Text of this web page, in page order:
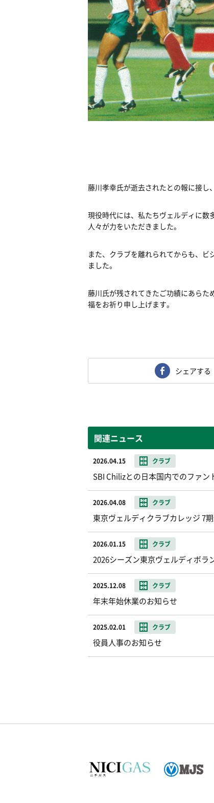
藤川孝幸氏が逝去されたとの報に接し
現役時代には、私たちヴェルディに数
人々が力をいただきました。
また、クラブを離れられてからも、
ました。
藤川氏が残されてきたご功績にあらた
福をお祈り申し上げます。
シェアする
関連ニュース
2026.04.15 クラブ
SBI Chilizとの日本国内でのファ
2026.04.08 クラブ
東京ヴェルディクラブカレッジ 7
2026.01.15 クラブ
2026シーズン東京ヴェルディボラ
2025.12.08 クラブ
年末年始休業のお知らせ
2025.02.01 クラブ
役員人事のお知らせ